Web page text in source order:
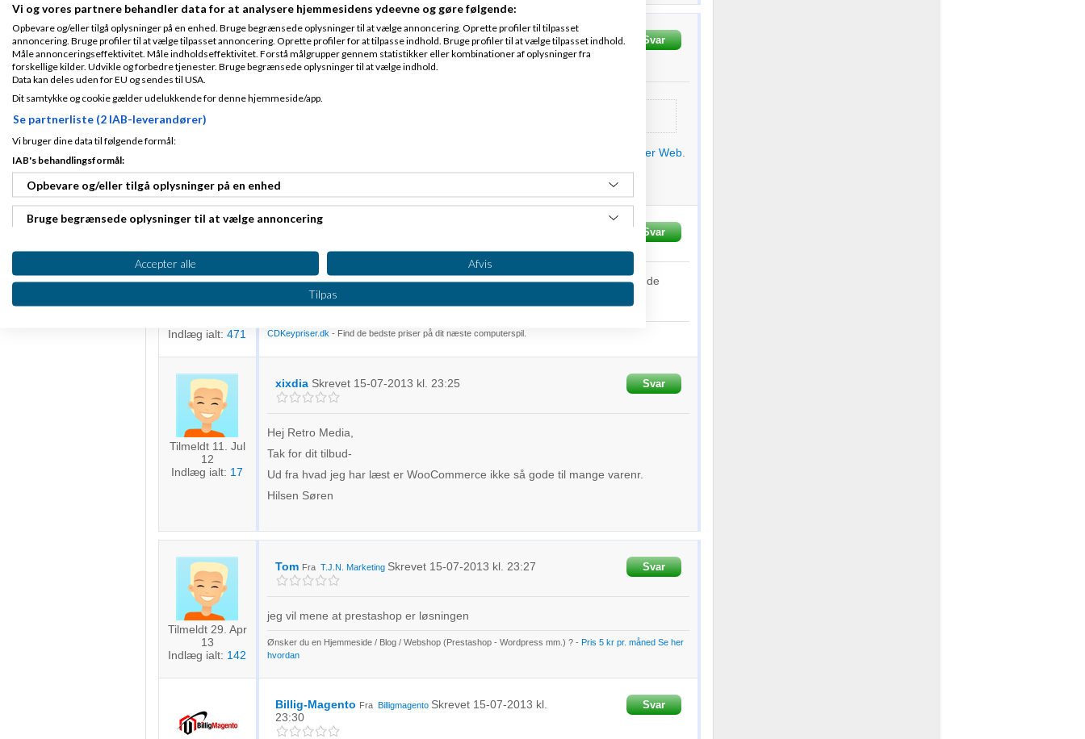
Vi og vores partnere behandler data for at analysere hjemmesidens ydeevne og gøre følgende:
Opbevare og/eller tilgå oplysninger på en enhed. Bruge begrænsede oplysninger til at vælge annoncering. Oprette profiler til tilpasset
annoncering. Bruge profiler til at vælge tilpasset annoncering. Oprette profiler for at tilpasse indhold. Bruge profiler til at vælge tilpasset indhold.
Måle annonceringseffektivitet. Måle indholdseffektivitet. Forstå målgrupper gennem statistikker eller kombinationer af oplysninger fra
forskellige kilder. Udvikle og forbedre tjenester. Bruge begrænsede oplysninger til at vælge indhold.
Data kan deles uden for EU og sendes til USA.
Dit samtykke og cookie gælder udelukkende for denne hjemmeside/app.
Se partnerliste (2 IAB-leverandører)
Vi bruger dine data til følgende formål:
IAB's behandlingsformål:
Opbevare og/eller tilgå oplysninger på en enhed
Bruge begrænsede oplysninger til at vælge annoncering
Oprette profiler til tilpasset annoncering
Bruge profiler til at vælge tilpasset annoncering
Forstå målgrupper gennem statistikker eller kombinationer af oplysninger fra forskellige
Bruge begrænsede oplysninger til at vælge indhold
Bruge præcise geografiske placeringsoplysninger
Identificere enheder baseret på aktivt anmodede oplysninger
Accepter alle Afvis
Tilpas
Tilmeldt 20. Apr
07
Indlæg ialt:
Slettet bruger Skrevet15-07-2013kl. 21:23
Gennemsnit5,0stjerner givet af1 person
Svar
Better Web.
Tilmeldt 6. Jan
Indlæg ialt: 471
Svar
Ud fra din beskrivelse vil jeg helt klart anbefale Magento som opfylder alle de
kriterier du opstiller :o)
Held og lykke!
CDKeypriser.dk - Find de bedste priser på dit næste computerspil.
Tilmeldt 11. Jul
12
Indlæg ialt: 17
xixdia Skrevet 15-07-2013 kl. 23:25 Svar
Hej Retro Media,
Tak for dit tilbud-
Ud fra hvad jeg har læst er WooCommerce ikke så gode til mange varenr.
Hilsen Søren
Tilmeldt 29. Apr
13
Indlæg ialt: 142
Tom Fra T.J.N. Marketing Skrevet 15-07-2013 kl. 23:27 Svar
jeg vil mene at prestashop er løsningen
Ønsker du en Hjemmeside / Blog / Webshop (Prestashop - Wordpress mm.) ? - Pris 5 kr pr. måned Se her
hvordan
Billig-Magento Fra Billigmagento Skrevet 15-07-2013 kl.
23:30
Svar